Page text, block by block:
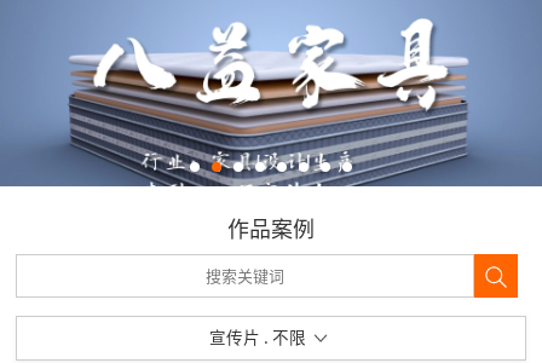
作品案例
宣传片 . 不限